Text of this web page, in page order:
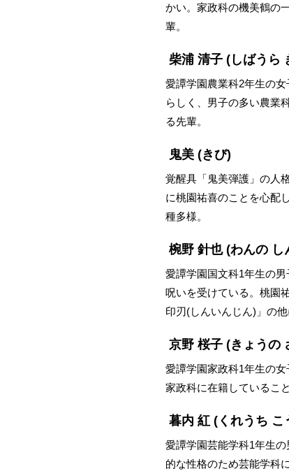
かい。家政科の機美鶴の
輩。
柴浦 清子 (しばうら
愛譚学園農業科2年生の
らしく、男子の多い農業
る先輩。
鬼美 (きび)
覚醒具「鬼美弾護」の人
に桃園祐喜のことを心配
種多様。
椀野 針也(わんの し
愛譚学園国文科1年生の
呪いを受けている。桃園
印刃(しんいんじん)」の
京野 桜子 (きょうの
愛譚学園家政科1年生の
家政科に在籍しているこ
暮内 紅 (くれうち こ
愛譚学園芸能学科1年生
的な性格のため芸能学科